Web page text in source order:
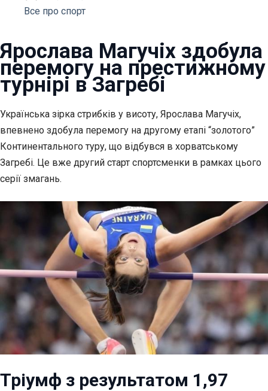
Все про спорт
Ярослава Магучіх здобула
перемогу на престижному
турнірі в Загребі
Українська зірка стрибків у висоту, Ярослава Магучіх,
впевнено здобула перемогу на другому етапі “золотого”
Континентального туру, що відбувся в хорватському
Загребі. Це вже другий старт спортсменки в рамках цього
серії змагань.
Тріумф з результатом 1,97